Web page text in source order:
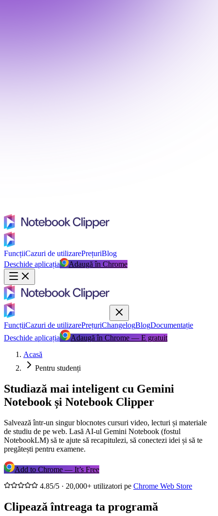
FuncțiiCazuri de utilizarePrețuriBlog
Deschide aplicația
Adaugă în Chrome
FuncțiiCazuri de utilizarePrețuriChangelogBlogDocumentație
Deschide aplicația
Adaugă în Chrome — E gratuit
Acasă
Pentru studenți
Studiază mai inteligent cu Gemini
Notebook și Notebook Clipper
Salvează într-un singur blocnotes cursuri video, lecturi și materiale
de studiu de pe web. Lasă AI-ul Gemini Notebook (fostul
NotebookLM) să te ajute să recapitulezi, să conectezi idei și să te
pregătești pentru examene.
Add to Chrome — It’s Free
4.85/5 · 20,000+ utilizatori pe Chrome Web Store
Clipează întreaga ta programă